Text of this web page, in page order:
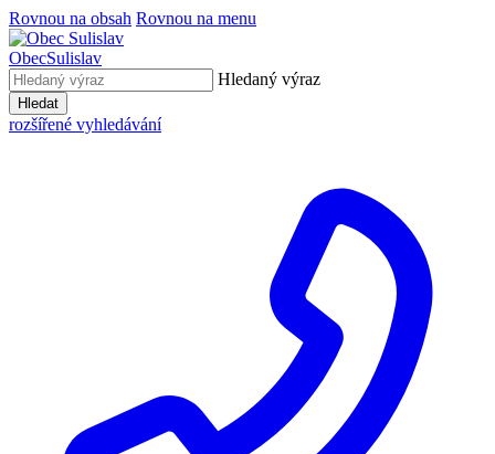
Rovnou na obsah Rovnou na menu
ObecSulislav
Hledaný výraz
Hledat
rozšířené vyhledávání